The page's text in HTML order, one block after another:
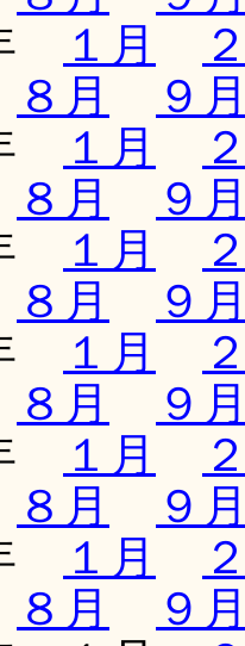
１月
８月
９
１月
８月
９
１月
８月
９
１月
８月
９
１月
８月
９
１月
８月
９